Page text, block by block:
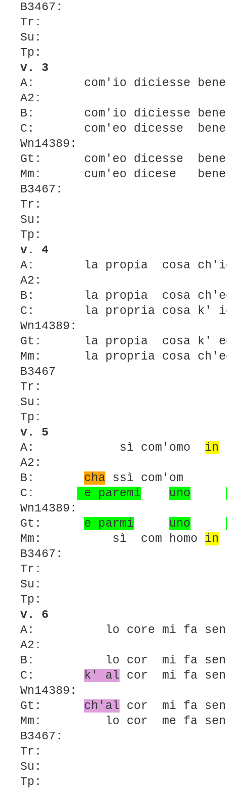
B3467:
Tr:
Su:
Tp:
v. 3
A: com'io diciesse bene
A2:
B: com'io diciesse bene
C: com'eo dicesse bene
Wn14389:
Gt: com'eo dicesse bene
Mm: cum'eo dicese bene
B3467:
Tr:
Su:
Tp:
v. 4
A: la propia cosa ch'io
A2:
B: la propia cosa ch'eo
C: la propria cosa k' io
Wn14389:
Gt: la propia cosa k' eo
Mm: la propria cosa ch'eo
B3467
Tr:
Su:
Tp:
v. 5
A: sì com'omo in
A2:
B: cha ssì com'om
C:
e paremi uno
Wn14389:
Gt: e parmi uno
Mm: sì com homo in
B3467:
Tr:
Su:
Tp:
v. 6
A: lo core mi fa
A2:
B: lo cor mi fa
C: k' al cor mi fa
Wn14389:
Gt: ch'al cor mi fa
Mm: lo cor me fa
B3467:
Tr:
Su:
Tp: